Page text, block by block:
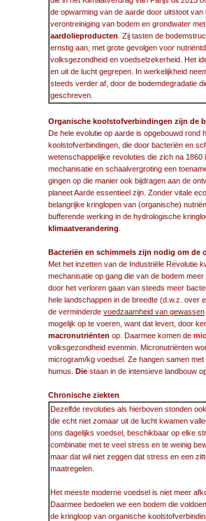
de opwarming van de aarde door uitstoot
verontreiniging van bodem en grondwater
aardolieproducten . Zij tasten de
ernstig aan, met grote gevolgen voor
volksgezondheid en voedselzekerheid. Het
en uit de lucht gegrepen. In werkelijkheid
steeds verder af, door de bodemdegradatie
geschreven.
Organische koolstofverbindingen zijn de
De hele evolutie op aarde is opgebouwd rond
koolstofverbindingen, die door bacteriën en
wetenschappelijke revoluties die zich na
mechanisatie en schaalvergroting een
gingen op die manier ook bijdragen aan de
planeet Aarde essentieel zijn. Zonder vitale
belangrijke kringlopen van (organische)
bufferende werking in de hydrologische
klimaatverandering
Bacteriën en schimmels zijn nodig om
Met het inzetten van de Industriële Revolutie
mechanisatie op gang die van de bodem
door het verloren gaan van steeds meer
hele landschappen in de breedte (d.w.z. over
de verminderde voedzaamheid van gewassen
mogelijk op te voeren, want dat levert, door
macronutriënten op. Daarmee komen de
volksgezondheid evenmin. Micronutriënten
microgram/kg voedsel. Ze hangen samen
humus. Die staan in de intensieve landbouw
Chronische ziekten
Dezelfde revoluties als hierboven stonden
die echt niet zomaar uit de lucht kwamen
ons dagelijks voedsel, beschikbaar op elke
combinatie met te veel stress en te weinig
maar dat wil niet zeggen dat stress en een
maatregelen.
Het meeste moderne voedsel is niet meer
Daarmee bedoelen we een bodem die
de kringloop van organische